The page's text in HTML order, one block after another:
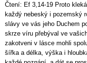
Čtení: Ef 3,14-19 Proto
každý nebeský i pozemský
slávy ve vás jeho Duchem
skrze víru přebýval ve
zakotveni v lásce mohli
šířka a délka, výška i